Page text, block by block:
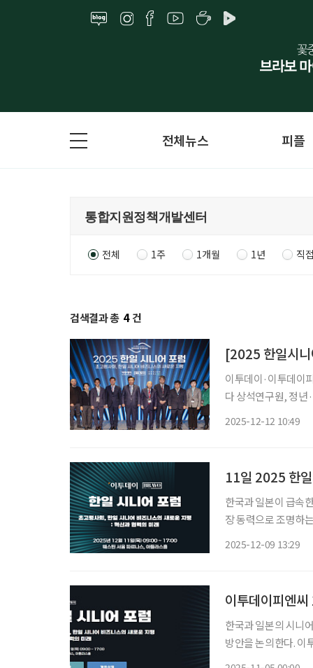
전체뉴스 피플
전체 1주 1개월 1년 직
검색결과 총 4 건
이투데이·이투데이
다 상석연구원, 정년
2025-12-12 10:49
11일 2025 한일
한국과 일본이 급속
장 동력으로 조명하는 국제 포럼이 열린다.
2025-12-09 13:29
이투데이피엔
한국과 일본의 시니
방안을 논의한다. 이투데이그룹과 이투데이피엔씨는 다음 달 11일 웨스틴 서울 파르나스 아